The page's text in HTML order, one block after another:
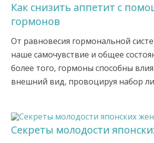
Как снизить аппетит с
гормонов
От равновесия гормональной
наше самочувствие и общее
более того, гормоны способны
внешний вид, провоцируя набор
Секреты молодости